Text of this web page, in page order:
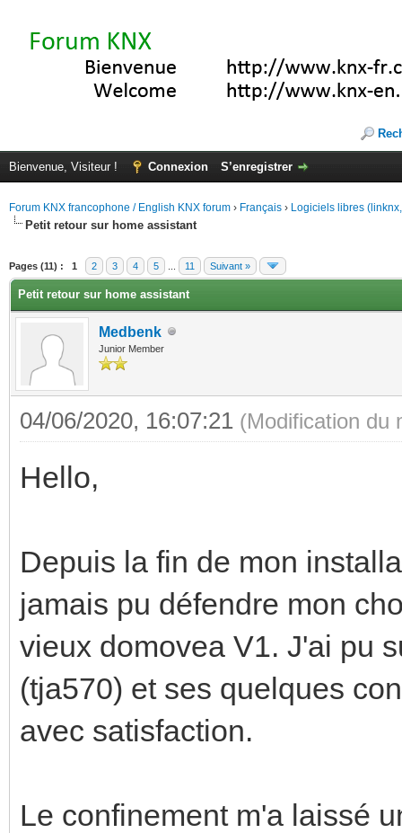
Bienvenue, Visiteur ! Connexion S’enregistrer
Forum KNX francophone / English KNX forum › Français › Logiciels libres
Petit retour sur home assistant
Pages (11) : 1 2 3 4 5 11 Suivant »
Petit retour sur home assistant
Medbenk
Junior Member
04/06/2020, 16:07:21 (Modification du
Hello,
Depuis la fin de mon
jamais pu défendre mon
vieux domovea V1. J'ai pu
(tja570) et ses quelques
avec satisfaction.
Le confinement m'a laissé